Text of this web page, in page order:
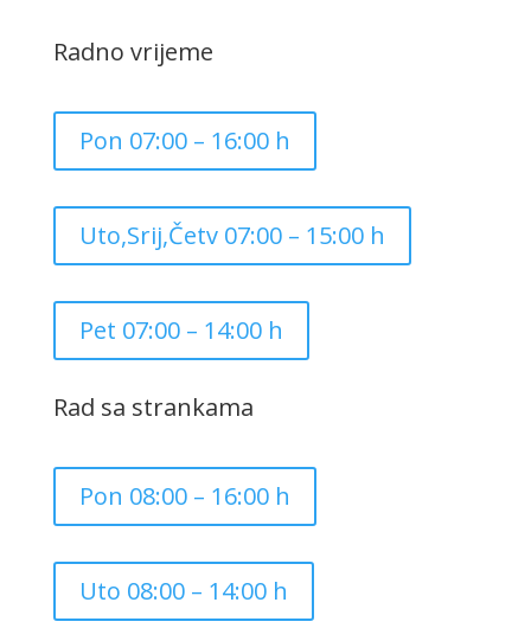
Radno vrijeme
Pon 07:00 – 16:00 h
Uto,Srij,Četv 07:00 – 15:00 h
Pet 07:00 – 14:00 h
Rad sa strankama
Pon 08:00 – 16:00 h
Uto 08:00 – 14:00 h